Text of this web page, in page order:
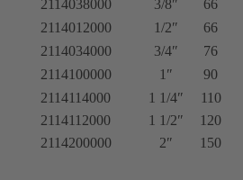
2114038000
3/8″ 66
2114012000
1/2″ 66
2114034000
3/4″ 76
2114100000
1″ 90
2114114000
1 1/4″ 110
2114112000
1 1/2″ 120
2114200000
2″ 150